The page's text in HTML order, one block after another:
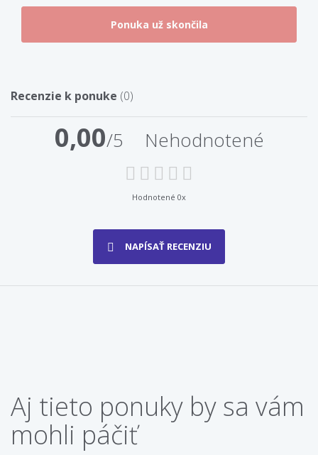
Recenzie k ponuke (0)
0,00/5 Nehodnotené
Hodnotené 0x
NAPÍSAŤ RECENZIU
Aj tieto ponuky by sa vám
mohli páčiť